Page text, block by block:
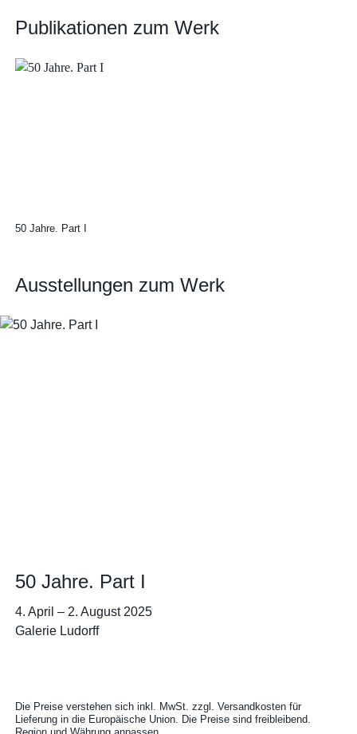
Publikationen zum Werk
50 Jahre. Part I
Ausstellungen zum Werk
50 Jahre. Part I
4. April– 2. August 2025
Galerie Ludorff
Die Preise verstehen sich inkl. MwSt. zzgl. Versandkosten für
Lieferung in die Europäische Union. Die Preise sind freibleibend.